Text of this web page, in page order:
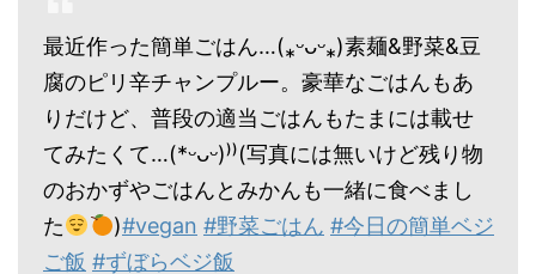
最近作った簡単ごはん…(⁎ᵕᴗᵕ⁎)素麺&野菜&豆
腐のピリ辛チャンプルー。豪華なごはんもあ
りだけど、普段の適当ごはんもたまには載せ
てみたくて…(*ᵕᴗᵕ)⁾⁾(写真には無いけど残り物
のおかずやごはんとみかんも一緒に食べまし
た
)#vegan #野菜ごはん #今日の簡単ベジ
ご飯 #ずぼらベジ飯